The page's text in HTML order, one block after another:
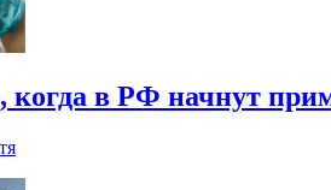
когда в РФ начнут